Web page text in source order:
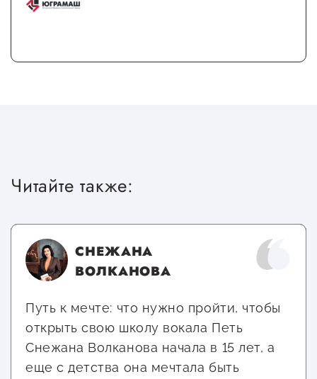
Читайте также:
СНЕЖАНА
ВОЛКАНОВА
Путь к мечте: что нужно пройти, чтобы
открыть свою школу вокала Петь
Снежана Волканова начала в 15 лет, а
еще с детства она мечтала быть